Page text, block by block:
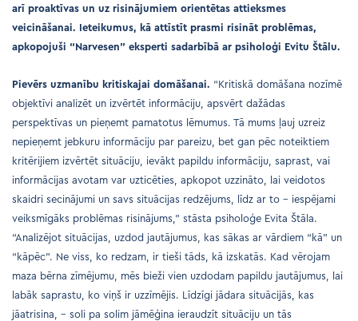
arī proaktīvas un uz risinājumiem orientētas attieksmes
veicināšanai. Ieteikumus, kā attīstīt prasmi risināt problēmas,
apkopojuši “Narvesen” eksperti sadarbībā ar psiholoģi Evitu Štālu.
Pievērs uzmanību kritiskajai domāšanai. “Kritiskā domāšana nozīmē
objektīvi analizēt un izvērtēt informāciju, apsvērt dažādas
perspektīvas un pieņemt pamatotus lēmumus. Tā mums ļauj uzreiz
nepieņemt jebkuru informāciju par pareizu, bet gan pēc noteiktiem
kritērijiem izvērtēt situāciju, ievākt papildu informāciju, saprast, vai
informācijas avotam var uzticēties, apkopot uzzināto, lai veidotos
skaidri secinājumi un savs situācijas redzējums, līdz ar to – iespējami
veiksmīgāks problēmas risinājums,” stāsta psiholoģe Evita Štāla.
“Analizējot situācijas, uzdod jautājumus, kas sākas ar vārdiem “kā” un
“kāpēc”. Ne viss, ko redzam, ir tieši tāds, kā izskatās. Kad vērojam
maza bērna zīmējumu, mēs bieži vien uzdodam papildu jautājumus, lai
labāk saprastu, ko viņš ir uzzīmējis. Līdzīgi jādara situācijās, kas
jāatrisina, – soli pa solim jāmēģina ieraudzīt situāciju un tās